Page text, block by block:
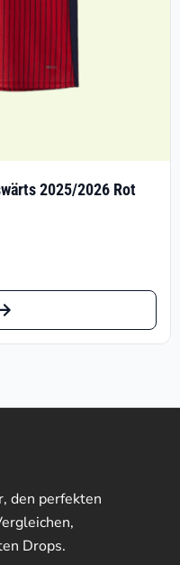
2025/2026 Rot
den perfekten
Drops.